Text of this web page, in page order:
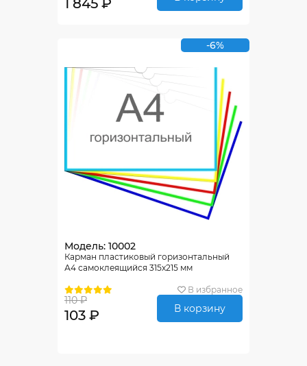
1 845 ₽
-6%
Модель: 10002
Карман пластиковый горизонтальный
А4 самоклеящийся 315х215 мм
В избранное
110 ₽
103 ₽ В корзину